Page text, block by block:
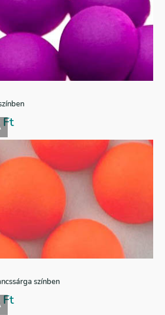
Ft
színben
Ft